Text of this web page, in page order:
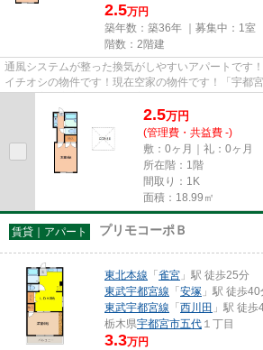
2.5万円
築年数：築36年 ｜募集中： 1室
階数：2階建
通風システムが整った換気がしやすいアパートです
イチオシの物件です！現在空家の物件です！「宇都
当社は宇都宮市にある東武宇都...
2.5万円
(管理費・共益費 -)
敷：0ヶ月｜礼：0ヶ月
所在階：1階
間取り：1K
面積：18.99㎡
賃貸｜アパート プリモコーポＢ
東北本線 「雀宮 」駅 徒歩25分
東武宇都宮線 「安塚 」駅 徒歩40
東武宇都宮線 「西川田 」駅 徒歩
栃木県宇都宮市五代 １丁目
3.3万円